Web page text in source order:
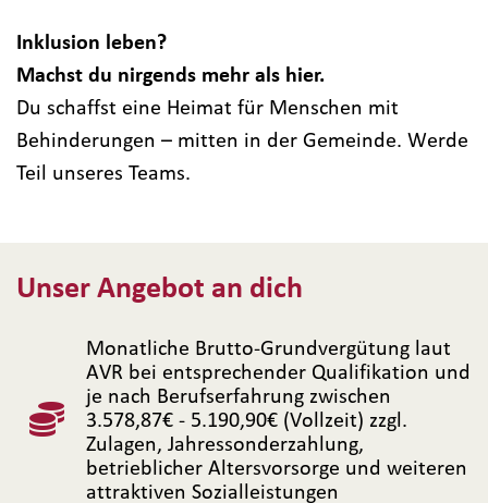
Inklusion leben?
Machst du nirgends mehr als hier.
Du schaffst eine Heimat für Menschen mit
Behinderungen – mitten in der Gemeinde. Werde
Teil unseres Teams.
Unser Angebot an dich
Monatliche Brutto-Grundvergütung laut
AVR bei entsprechender Qualifikation und
je nach Berufserfahrung zwischen
3.578,87€ - 5.190,90€ (Vollzeit) zzgl.
Zulagen, Jahressonderzahlung,
betrieblicher Altersvorsorge und weiteren
attraktiven Sozialleistungen